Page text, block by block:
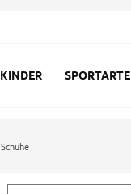
KINDER
Schuhe